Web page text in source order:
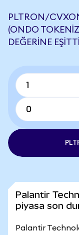
PLTRON/
(ONDO
DEĞERINE
Palantir
piyasa son
Palantir